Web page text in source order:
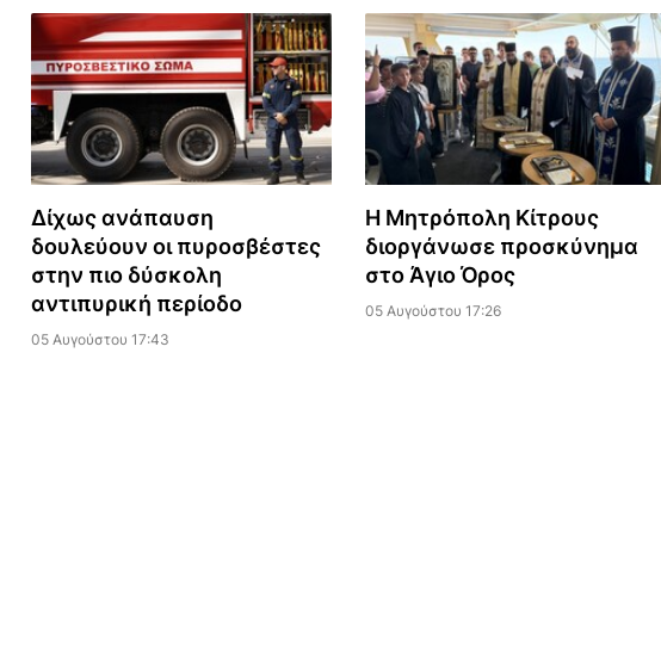
Δίχως ανάπαυση
δουλεύουν οι πυροσβέστες
στην πιο δύσκολη
αντιπυρική περίοδο
05 Αυγούστου 17:43
Η Μητρόπολη Κίτρους
διοργάνωσε προσκύνημα
στο Άγιο Όρος
05 Αυγούστου 17:26